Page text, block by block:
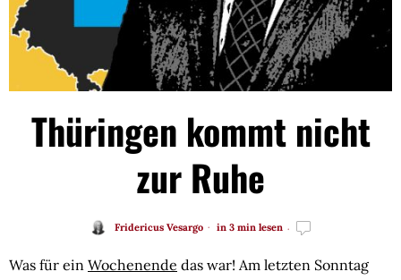
Thüringen kommt nicht
zur Ruhe
Fridericus Vesargo in 3 min lesen
Was für ein Wochenende das war! Am letzten Sonntag